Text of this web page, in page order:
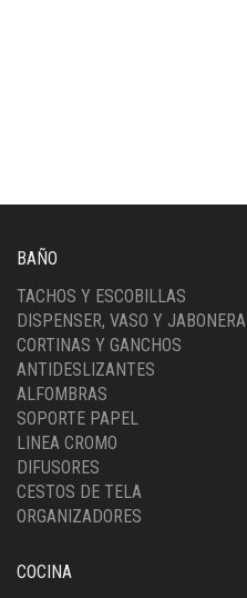
BAÑO
TACHOS Y ESCOBILLAS
DISPENSER, VASO Y JABONERA
CORTINAS Y GANCHOS
ANTIDESLIZANTES
ALFOMBRAS
SOPORTE PAPEL
LINEA CROMO
DIFUSORES
CESTOS DE TELA
ORGANIZADORES
COCINA